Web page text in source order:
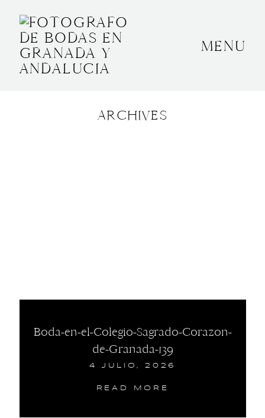
MENU
ARCHIVES
Boda-en-el-Colegio-Sagrado-Corazon-
de-Granada-139
4 JULIO, 2026
READ MORE
BODAS